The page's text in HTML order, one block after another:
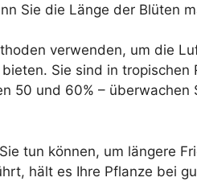
Sie die Länge der Blüten
verwenden, um die
Sie sind in
50 und 60% –
tun können, um längere
hält es Ihre Pflanze bei